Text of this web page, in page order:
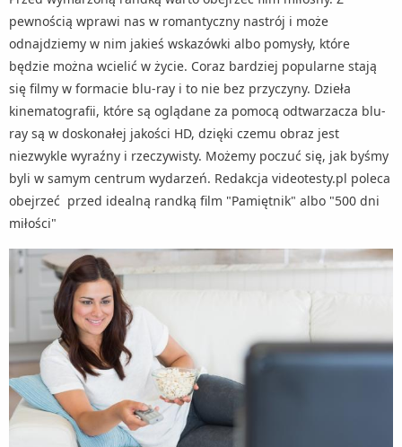
pewnością wprawi nas w romantyczny nastrój i może
odnajdziemy w nim jakieś wskazówki albo pomysły, które
będzie można wcielić w życie. Coraz bardziej popularne stają
się filmy w formacie blu-ray i to nie bez przyczyny. Dzieła
kinematografii, które są oglądane za pomocą odtwarzacza blu-
ray są w doskonałej jakości HD, dzięki czemu obraz jest
niezwykle wyraźny i rzeczywisty. Możemy poczuć się, jak byśmy
byli w samym centrum wydarzeń. Redakcja videotesty.pl poleca
obejrzeć przed idealną randką film "Pamiętnik" albo "500 dni
miłości"